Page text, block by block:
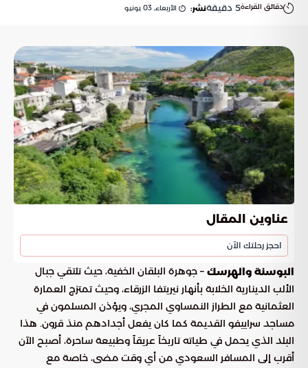
دقائق القراءة5 دقيقةنشر: الأربعاء, 03 يونيو
عناوين المقال
احجز رحلتك الآن
البوسنة والهرسك – جوهرة البلقان الخفية، حيث تلتقي جبال
الألب الدينارية الخلابة بأنهار نيريتفا الزرقاء، وحيث تمتزج العمارة
العثمانية مع الطراز النمساوي المجري، ويؤذن المسلمون في
مساجد سراييفو القديمة كما كان يفعل أجدادهم منذ قرون. هذا
البلد الذي يحمل في طياته تاريخاً عريقاً وطبيعة ساحرة، أصبح الآن
أقرب إلى المسافر السعودي من أي وقت مضى، خاصة مع